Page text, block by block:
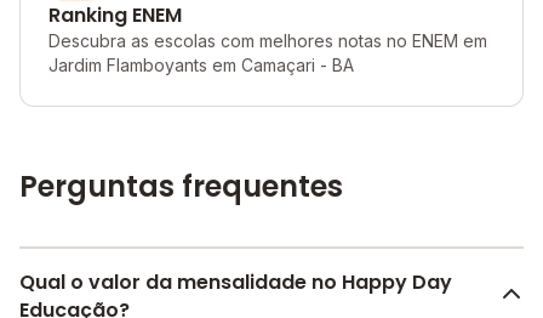
Ranking ENEM
Descubra as escolas com melhores notas no ENEM em
Jardim Flamboyants em Camaçari - BA
Perguntas frequentes
Qual o valor da mensalidade no Happy Day
Educação?